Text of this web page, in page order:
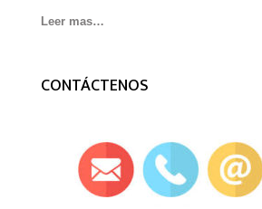
Leer mas…
CONTÁCTENOS